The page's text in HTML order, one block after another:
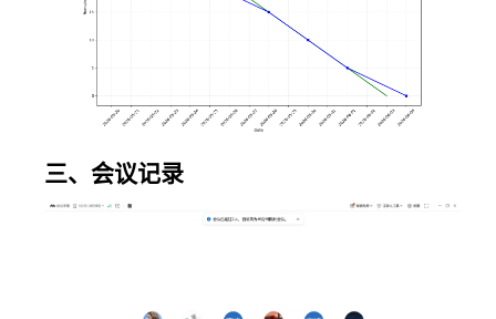
三、会议记录